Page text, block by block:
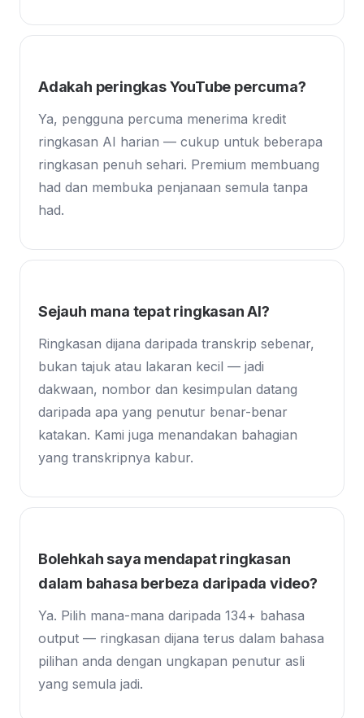
Adakah peringkas YouTube percuma?
Ya, pengguna percuma menerima kredit
ringkasan AI harian — cukup untuk beberapa
ringkasan penuh sehari. Premium membuang
had dan membuka penjanaan semula tanpa
had.
Sejauh mana tepat ringkasan AI?
Ringkasan dijana daripada transkrip sebenar,
bukan tajuk atau lakaran kecil — jadi
dakwaan, nombor dan kesimpulan datang
daripada apa yang penutur benar-benar
katakan. Kami juga menandakan bahagian
yang transkripnya kabur.
Bolehkah saya mendapat ringkasan
dalam bahasa berbeza daripada video?
Ya. Pilih mana-mana daripada 134+ bahasa
output — ringkasan dijana terus dalam bahasa
pilihan anda dengan ungkapan penutur asli
yang semula jadi.